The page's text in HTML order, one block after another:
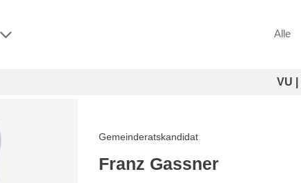
Alle
VU
Gemeinderatskandidat
Franz Gassner